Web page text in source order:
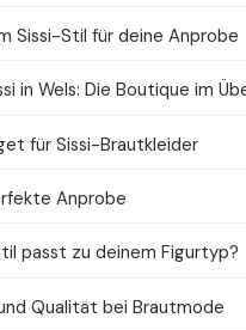
Sissi-Stil für deine Anprobe
in Wels: Die Boutique im
für Sissi-Brautkleider
Anprobe
passt zu deinem Figurtyp?
Qualität bei Brautmode